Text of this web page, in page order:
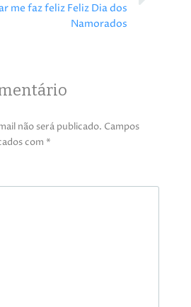
me faz feliz Feliz Dia dos
Namorados
não será publicado. Campos
com *